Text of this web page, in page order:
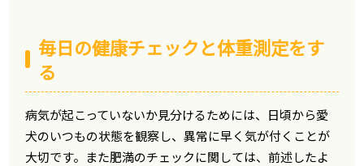
毎日の健康チェックと体重測定をす
る
病気が起こっていないか見分けるためには、日頃から愛
犬のいつもの状態を観察し、異常に早く気が付くことが
大切です。また肥満のチェックに関しては、前述したよ